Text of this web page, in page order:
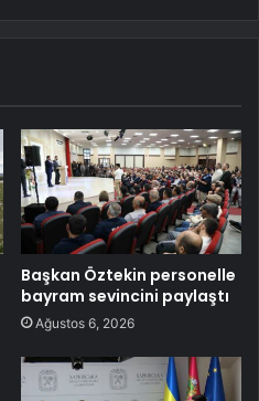
Başkan Öztekin personelle
bayram sevincini paylaştı
Ağustos 6, 2026